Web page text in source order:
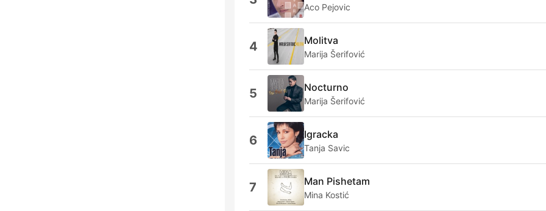
Aco Pejovic
4 Molitva
Marija Šerifović
5 Nocturno
Marija Šerifović
6 Igracka
Tanja Savic
7 Man Pishetam
Mina Kostić